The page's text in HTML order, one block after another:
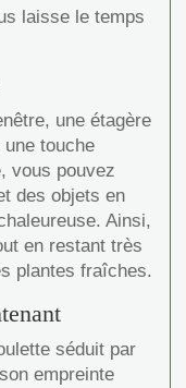
laisse le temps
une étagère
touche
vous pouvez
des objets en
Ainsi,
en restant très
plantes fraîches.
séduit par
empreinte